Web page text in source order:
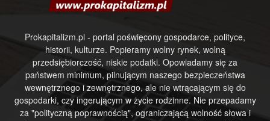
Prokapitalizm.pl - portal poświęcony gospodarce, polityce,
historii, kulturze. Popieramy wolny rynek, wolną
przedsiębiorczość, niskie podatki. Opowiadamy się za
państwem minimum, pilnującym naszego bezpieczeństwa
wewnętrznego i zewnętrznego, ale nie wtrącającym się do
gospodarki, czy ingerującym w życie rodzinne. Nie przepadamy
za "polityczną poprawnością", ograniczającą wolność słowa i